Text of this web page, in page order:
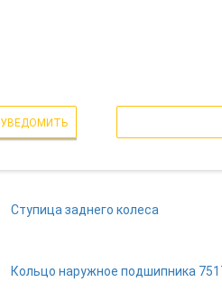
УВЕДОМИТЬ
Ступица заднего колеса
Кольцо наружное подшипника